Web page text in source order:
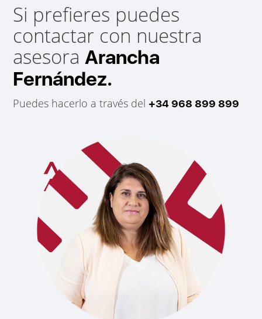
Si prefieres puedes
contactar con nuestra
asesoraArancha
Fernández.
Puedes hacerlo a través del +34 968 899 899